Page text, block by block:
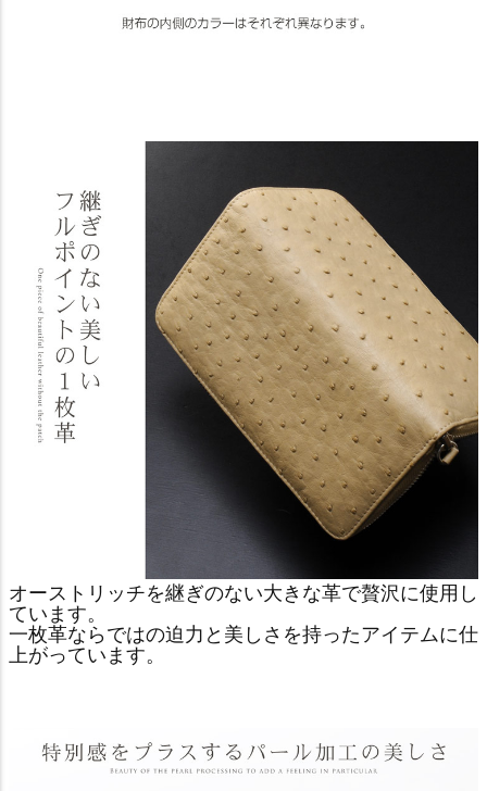
オーストリッチを継ぎのない大きな革で贅沢に使用し
ています。
一枚革ならではの迫力と美しさを持ったアイテムに仕
上がっています。